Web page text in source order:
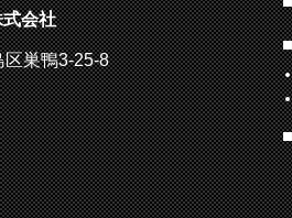
会社
区巣鴨3-25-8